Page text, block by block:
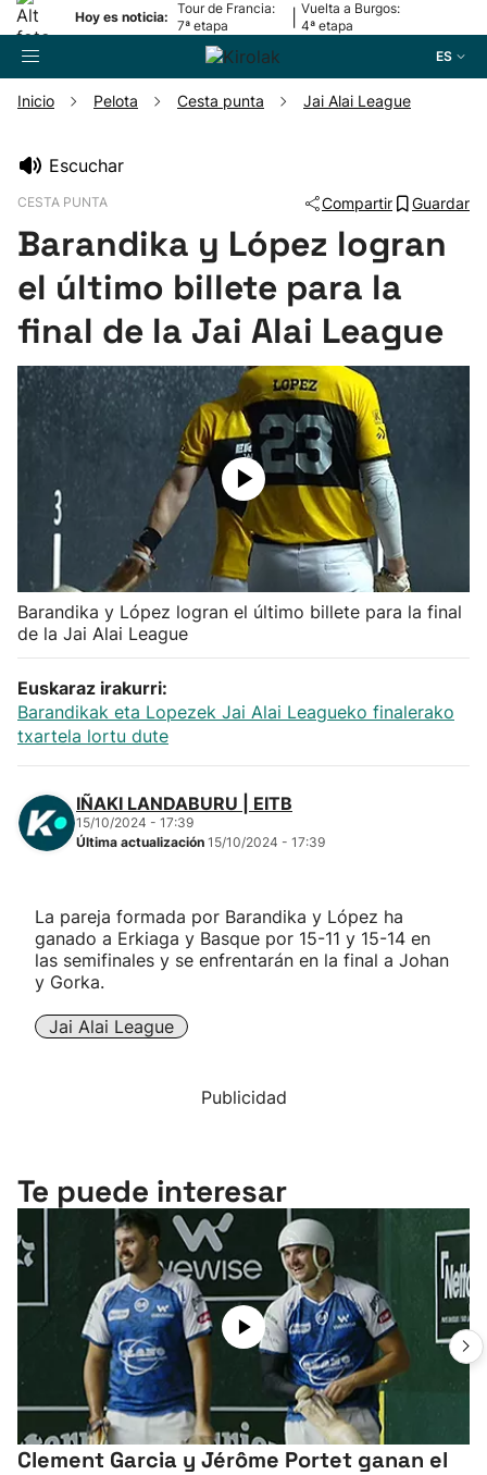
Hoy es noticia:
Tour de Francia:
7ª etapa
Vuelta a Burgos:
4ª etapa
ES
Pelota
Remo
Baloncesto
Herri-kirolak
Balonmano
Kirolak 360
Atletismo
Carreras de montaña
Más deportes
Inicio Pelota Cesta punta Jai Alai League
Escuchar
CESTA PUNTA Compartir Guardar
Barandika y López logran
el último billete para la
final de la Jai Alai League
Barandika y López logran el último billete para la final
de la Jai Alai League
Euskaraz irakurri:
Barandikak eta Lopezek Jai Alai Leagueko finalerako
txartela lortu dute
IÑAKI LANDABURU | EITB
15/10/2024 - 17:39
Última actualización 15/10/2024 - 17:39
La pareja formada por Barandika y López ha
ganado a Erkiaga y Basque por 15-11 y 15-14 en
las semifinales y se enfrentarán en la final a Johan
y Gorka.
Jai Alai League
Publicidad
Te puede interesar
Clement Garcia y Jérôme Portet ganan el